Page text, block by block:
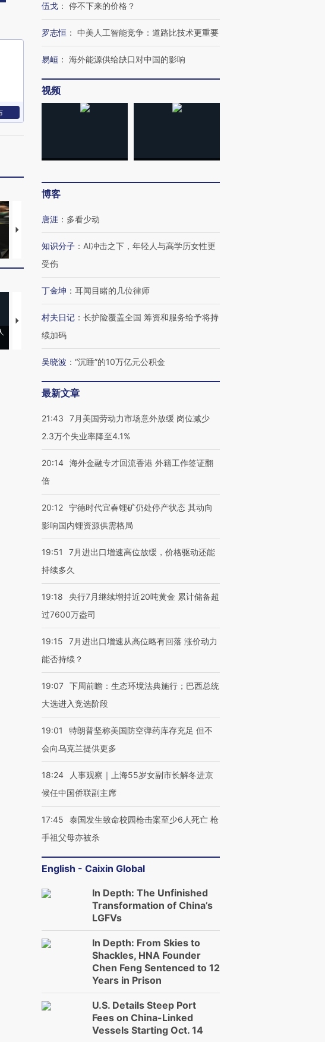
马航飞行员跨国走私7万
粒摇头丸 尿检体内含3种
视线｜被称为“蟑螂”的印
度Z世代 用街头抗争将教
育部长拱下台
视线｜“入侵”还是“人道危
机”？难民潮撕裂西班牙
飞地休达
【推广】走进第四届链博
会，让数智科技“链”接产
【商旅对话】华住集团
伍戈 ： 停不下来的价格？
罗志恒 ： 中美人工智能竞争：道路比技术更重要
易峘 ： 海外能源供给缺口对中国的影响
视频
博客
唐涯 ： 多看少动
知识分子 ： AI冲击之下，年轻人与高学历女性更
受伤
丁金坤 ： 耳闻目睹的几位律师
村夫日记 ： 长护险覆盖全国 筹资和服务给予将持
续加码
吴晓波 ： “沉睡”的10万亿元公积金
最新文章
21:43
7月美国劳动力市场意外放缓 岗位减少
2.3万个失业率降至4.1%
20:14 海外金融专才回流香港 外籍工作签证翻
倍
20:12 宁德时代宜春锂矿仍处停产状态 其动向
影响国内锂资源供需格局
19:51
7月进出口增速高位放缓，价格驱动还能
持续多久
19:18
央行7月继续增持近20吨黄金 累计储备超
过7600万盎司
19:15
7月进出口增速从高位略有回落 涨价动力
能否持续？
19:07 下周前瞻：生态环境法典施行；巴西总统
大选进入竞选阶段
19:01
特朗普坚称美国防空弹药库存充足 但不
会向乌克兰提供更多
18:24
人事观察｜上海55岁女副市长解冬进京
候任中国侨联副主席
17:45
泰国发生致命校园枪击案至少6人死亡 枪
手祖父母亦被杀
English - Caixin Global
In Depth: The Unfinished
Transformation of China’s
LGFVs
In Depth: From Skies to
Shackles, HNA Founder
Chen Feng Sentenced to 12
Years in Prison
U.S. Details Steep Port
Fees on China-Linked
Vessels Starting Oct. 14